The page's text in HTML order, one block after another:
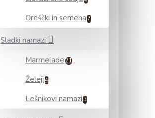
Oreščki in semena 7
Sladki namazi
Marmelade 21
Želeji 4
Lešnikovi namazi 3